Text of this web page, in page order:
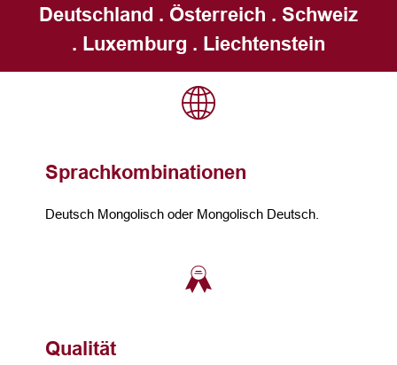
Deutschland . Österreich . Schweiz
. Luxemburg . Liechtenstein
Sprachkombinationen
Deutsch Mongolisch oder Mongolisch Deutsch.
Qualität